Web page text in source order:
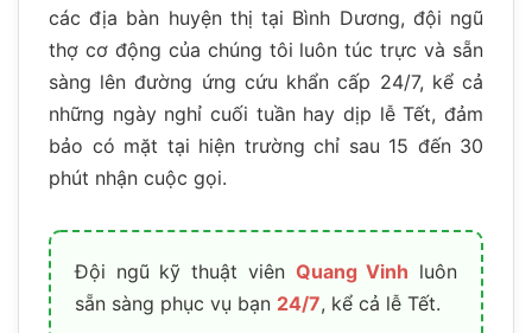
các địa bàn huyện thị tại Bình Dương, đội ngũ
thợ cơ động của chúng tôi luôn túc trực và sẵn
sàng lên đường ứng cứu khẩn cấp 24/7, kể cả
những ngày nghỉ cuối tuần hay dịp lễ Tết, đảm
bảo có mặt tại hiện trường chỉ sau 15 đến 30
phút nhận cuộc gọi.
Đội ngũ kỹ thuật viên Quang Vinh luôn
sẵn sàng phục vụ bạn 24/7, kể cả lễ Tết.